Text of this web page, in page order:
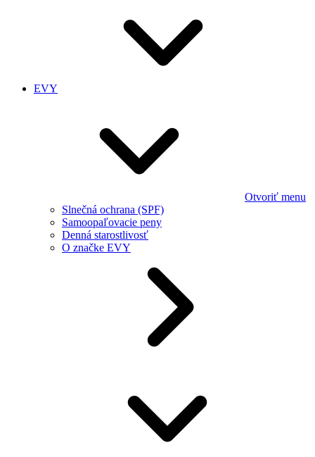
EVY
Otvoriť menu
Slnečná ochrana (SPF)
Samoopaľovacie peny
Denná starostlivosť
O značke EVY